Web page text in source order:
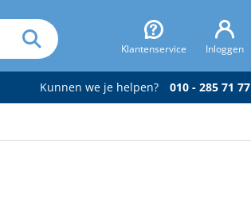
Klantenservice Inloggen
Kunnen we je helpen? 010 - 285 71 77